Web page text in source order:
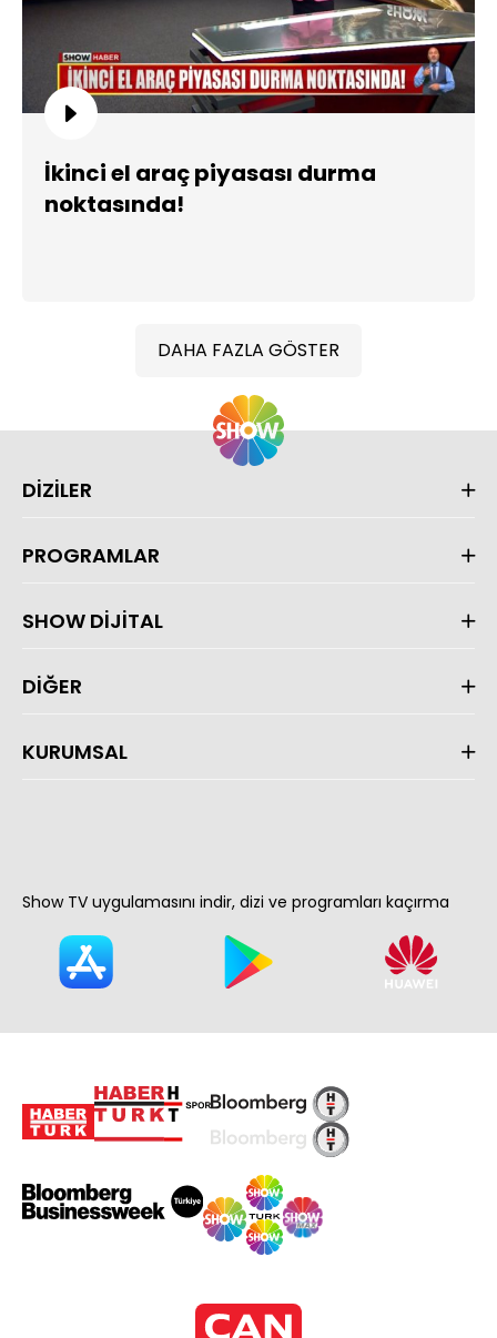
İkinci el araç piyasası durma
noktasında!
DAHA FAZLA GÖSTER
DİZİLER
PROGRAMLAR
SHOW DİJİTAL
DİĞER
KURUMSAL
Show TV uygulamasını indir, dizi ve programları kaçırma